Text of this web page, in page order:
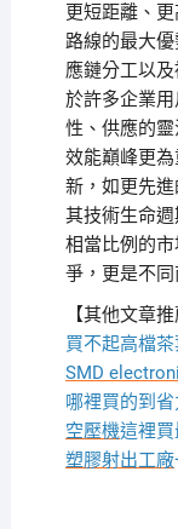
更短距離、
路線的最大
應鏈分工以
於許多企業
性、供應的
效能巔峰更
新，如更先
其技術生命
相當比例的
爭，更是不
【其他文章推
買不起高檔
SMD
哪裡買的到
空壓機這裡
塑膠射出工廠